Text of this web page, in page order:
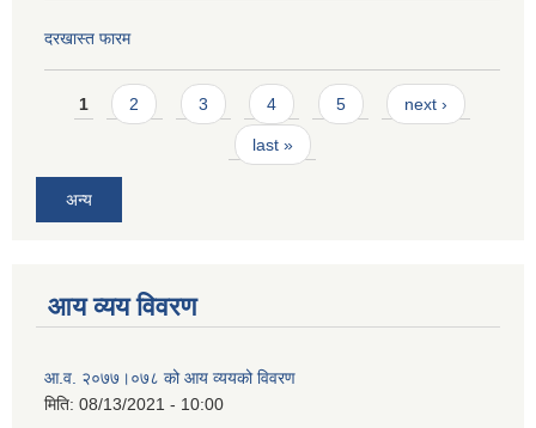
दरखास्त फारम
Pages
1 2 3 4 5 next ›
last »
अन्य
आय व्यय विवरण
आ.व. २०७७।०७८ को आय व्ययको विवरण
मिति: 08/13/2021 - 10:00